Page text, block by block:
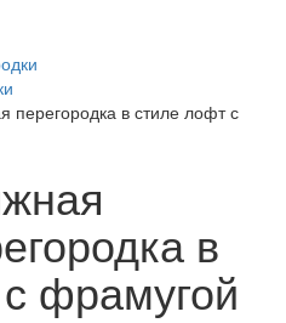
перегородка в стиле лофт с
в
фрамугой